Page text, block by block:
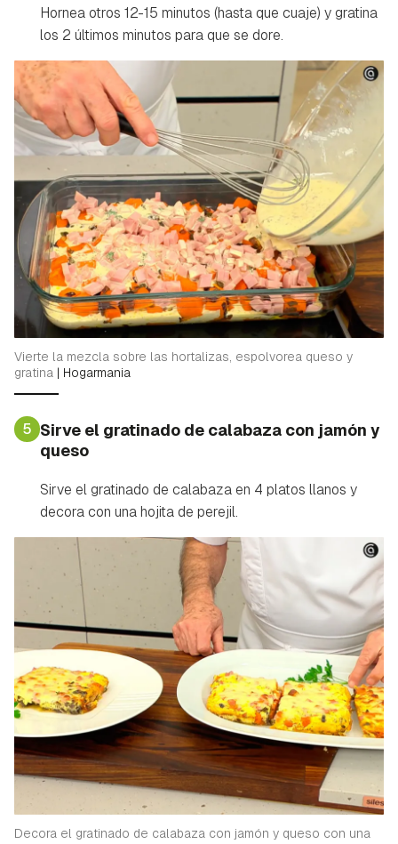
Hornea otros 12-15 minutos (hasta que cuaje) y gratina
los 2 últimos minutos para que se dore.
Vierte la mezcla sobre las hortalizas, espolvorea queso y
gratina | Hogarmania
5 Sirve el gratinado de calabaza con jamón y
queso
Sirve el gratinado de calabaza en 4 platos llanos y
decora con una hojita de perejil.
Decora el gratinado de calabaza con jamón y queso con una